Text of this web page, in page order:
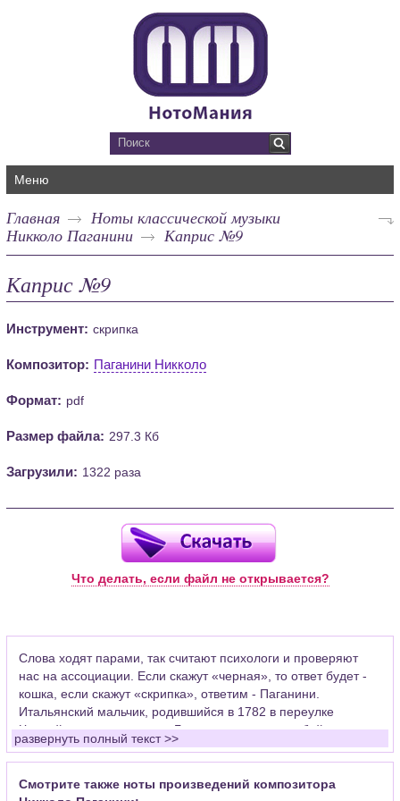
Меню
Главная
Ноты классической музыки
Никколо Паганини
Каприс №9
Каприс №9
Инструмент: скрипка
Композитор: Паганини Никколо
Формат: pdf
Размер файла: 297.3 Кб
Загрузили: 1322 раза
Что делать, если файл не открывается?
Слова ходят парами, так считают психологи и проверяют
нас на ассоциации. Если скажут «черная», то ответ будет -
кошка, если скажут «скрипка», ответим - Паганини.
Итальянский мальчик, родившийся в 1782 в переулке
Черной кошки на окраине Генуи, закрепил за собой в
человеческом подсознании музыкальный инструмент, на
котором играли миллионы и продолжают играть сейчас во
всех подъездах элитных домов. Уже больше двухсот лет при
развернуть полный текст >>
Смотрите также ноты произведений композитора